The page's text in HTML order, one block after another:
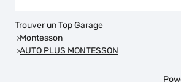
Trouver un Top Garage
Montesson
AUTO PLUS MONTESSON